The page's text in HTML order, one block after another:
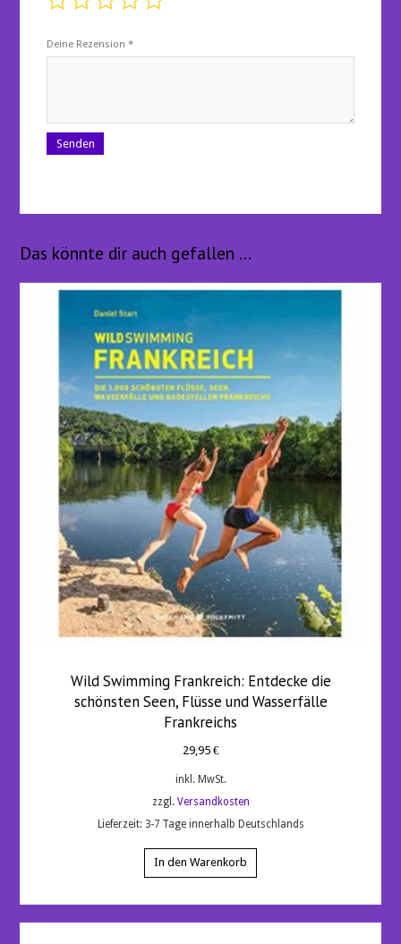
Deine Rezension*
Das könnte dir auch gefallen …
Wild Swimming Frankreich: Entdecke die
schönsten Seen, Flüsse und Wasserfälle
Frankreichs
29,95 €
inkl. MwSt.
zzgl. Versandkosten
Lieferzeit: 3-7 Tage innerhalb Deutschlands
In den Warenkorb